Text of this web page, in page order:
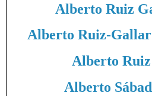
Alberto Ruiz
Alberto Ruiz-
Alberto Ruiz
Alberto